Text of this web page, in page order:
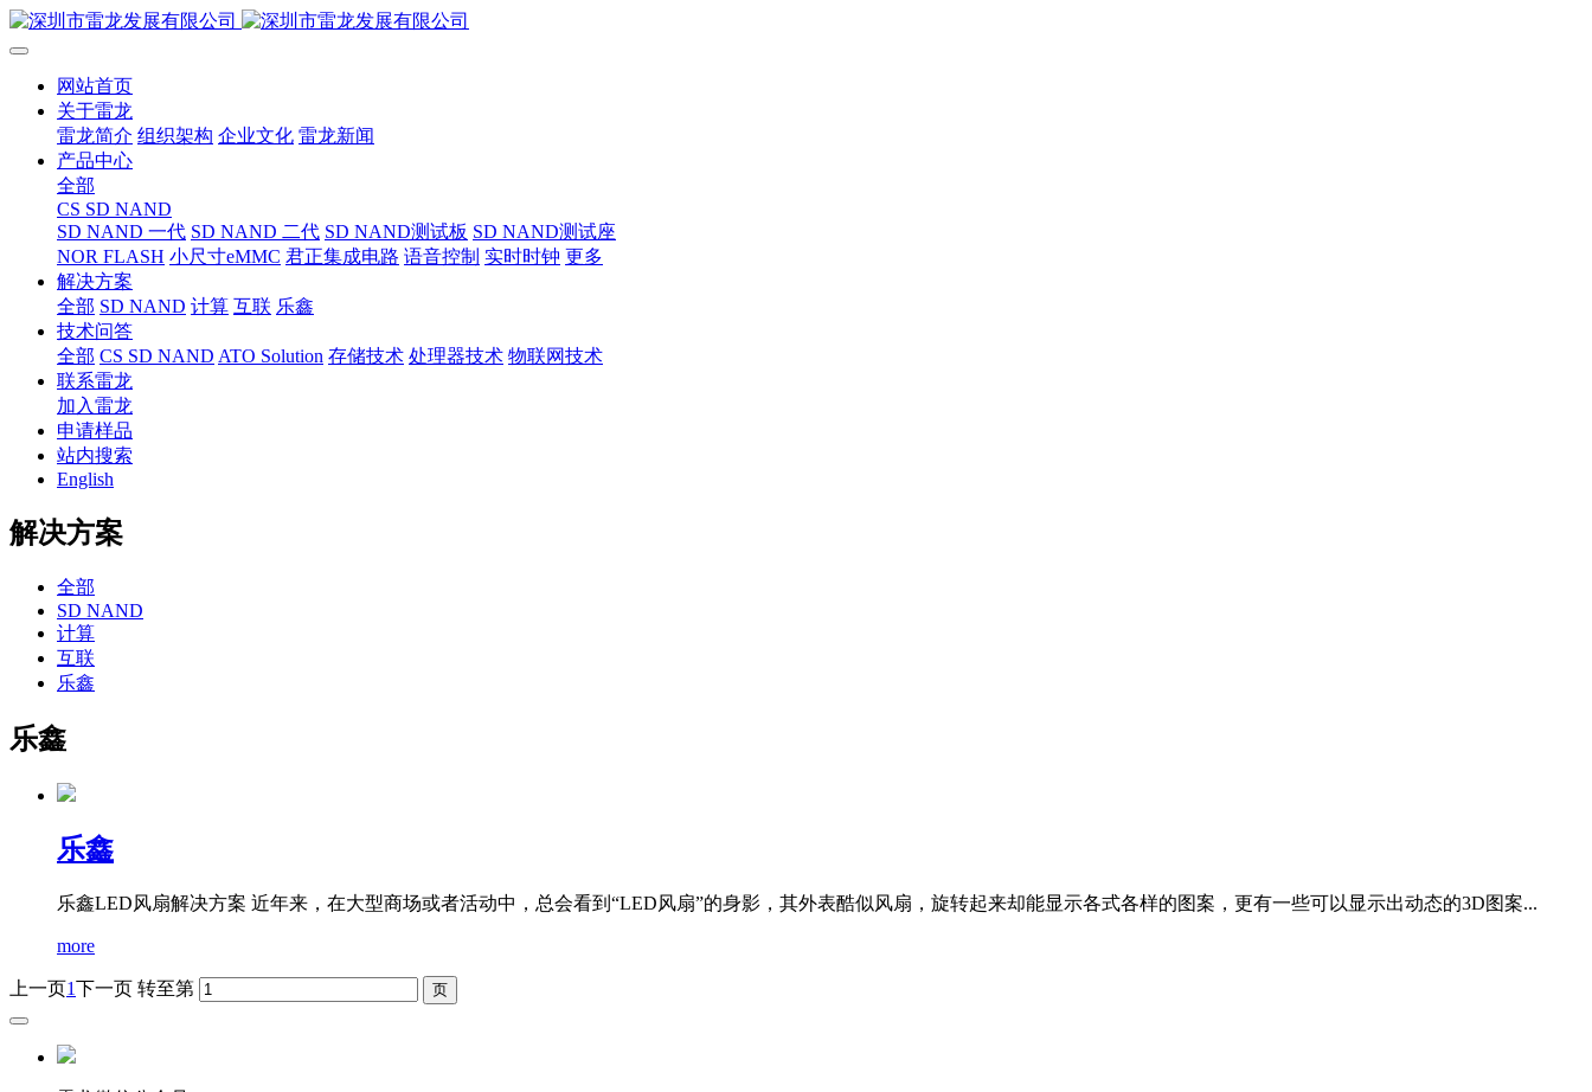
网站首页
关于雷龙
雷龙简介 组织架构 企业文化 雷龙新闻
产品中心
全部
CS SD NAND
SD NAND 一代 SD NAND 二代 SD NAND测试板 SD NAND测试座
NOR FLASH 小尺寸eMMC 君正集成电路 语音控制 实时时钟 更多
解决方案
全部 SD NAND 计算 互联 乐鑫
技术问答
全部 CS SD NAND ATO Solution 存储技术 处理器技术 物联网技术
联系雷龙
加入雷龙
申请样品
站内搜索
English
解决方案
全部
SD NAND
计算
互联
乐鑫
乐鑫
乐鑫
乐鑫LED风扇解决方案 近年来，在大型商场或者活动中，总会看到“LED风扇”的身影，其外表酷似风扇，旋转起来却能显示各式各样的图案，更有一些可以显示出动态的3D图案...
more
上一页1下一页 转至第